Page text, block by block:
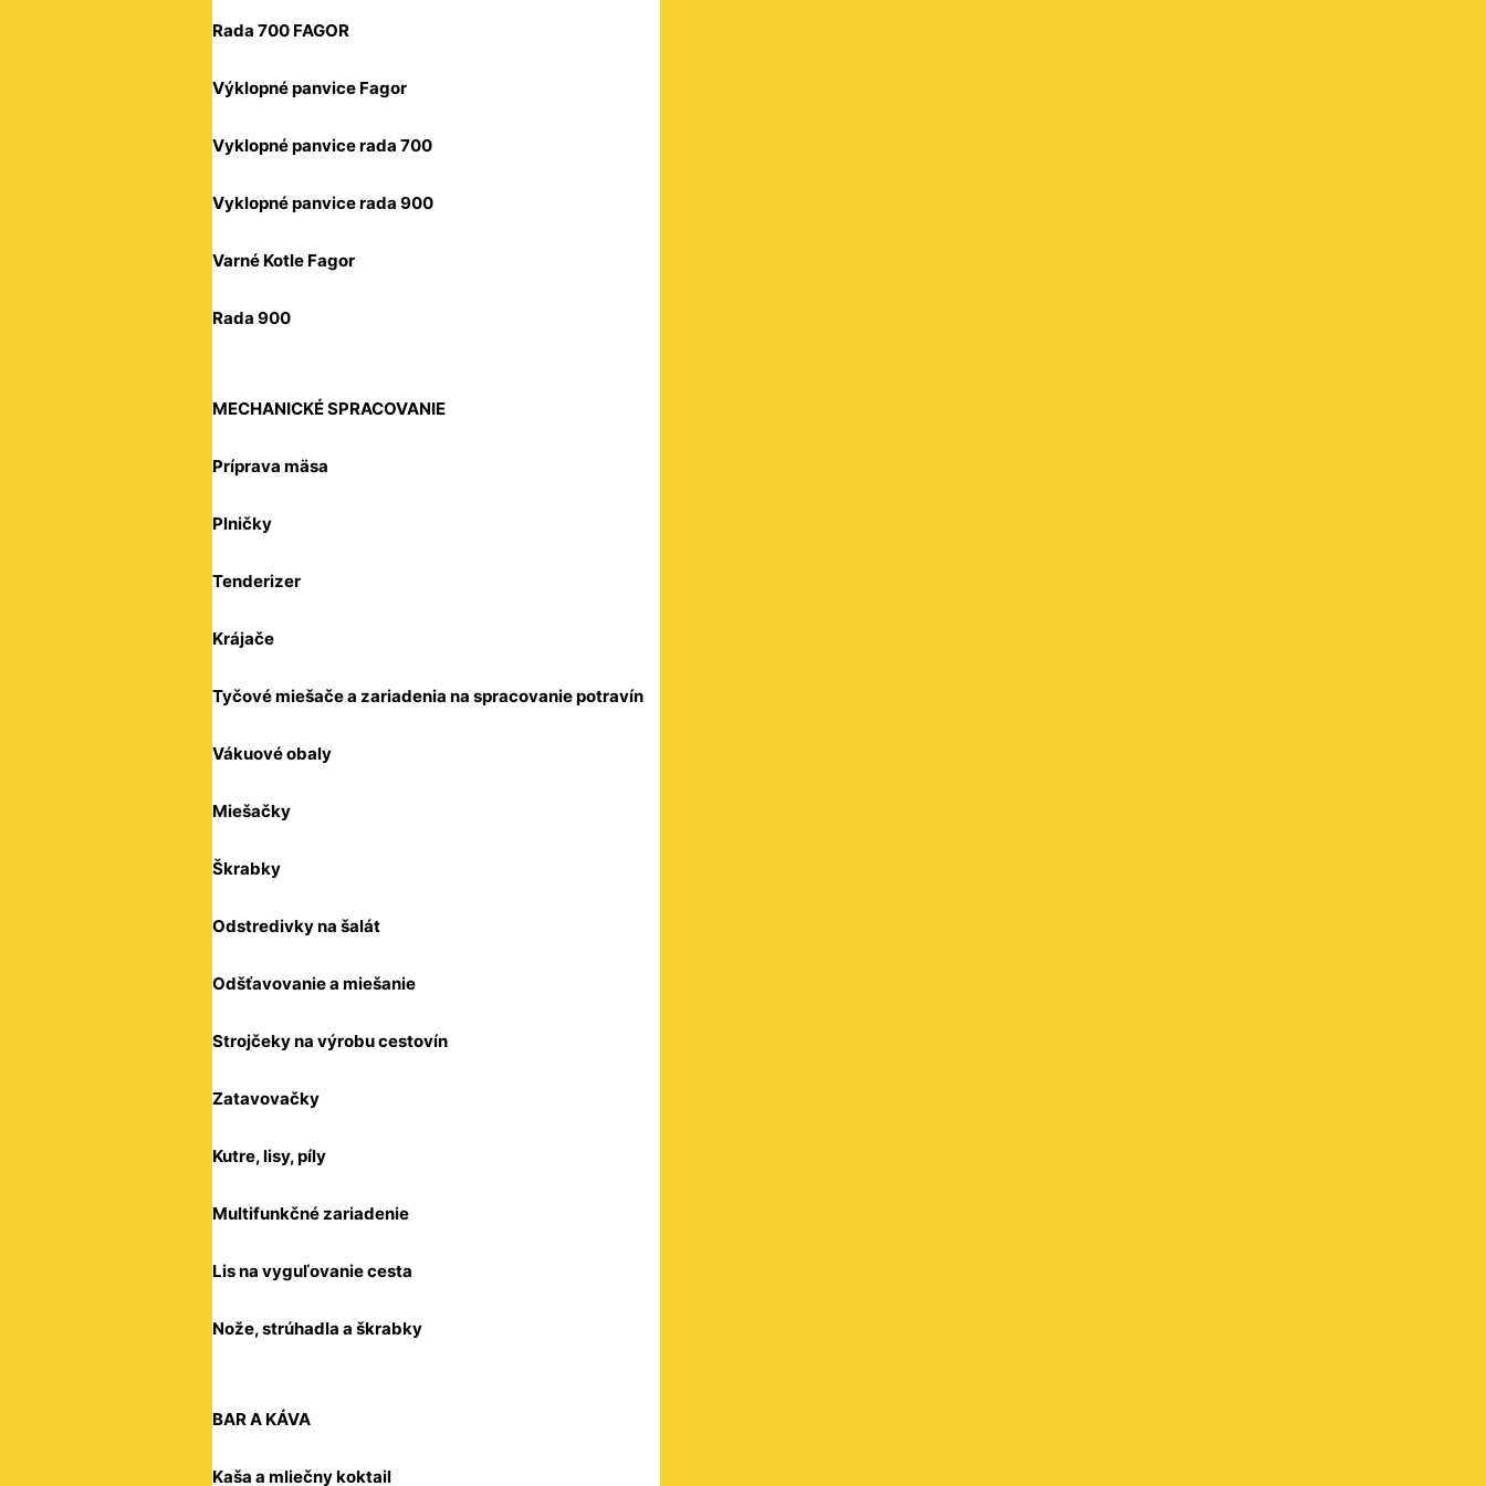
Rada 700 FAGOR
Výklopné panvice Fagor
Vyklopné panvice rada 700
Vyklopné panvice rada 900
Varné Kotle Fagor
Rada 900
MECHANICKÉ SPRACOVANIE
Príprava mäsa
Plničky
Tenderizer
Krájače
Tyčové miešače a zariadenia na spracovanie potravín
Vákuové obaly
Miešačky
Škrabky
Odstredivky na šalát
Odšťavovanie a miešanie
Strojčeky na výrobu cestovín
Zatavovačky
Kutre, lisy, píly
Multifunkčné zariadenie
Lis na vyguľovanie cesta
Nože, strúhadla a škrabky
BAR A KÁVA
Kaša a mliečny koktail